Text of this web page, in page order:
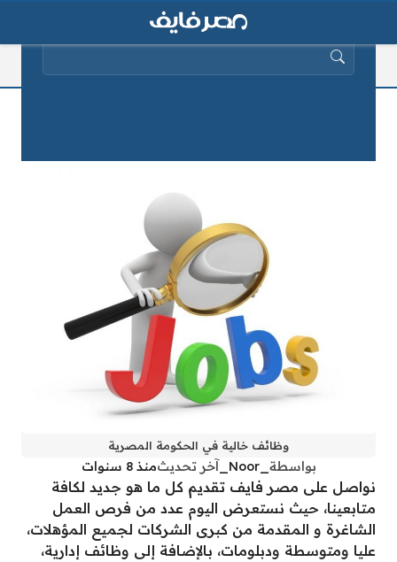
وظائف خالية في الحكومة المصرية
بواسطة _Noor_ آخر تحديثمنذ 8 سنوات
نواصل على مصر فايف تقديم كل ما هو جديد لكافة
متابعينا، حيث نستعرض اليوم عدد من فرص العمل
الشاغرة و المقدمة من كبرى الشركات لجميع المؤهلات،
عليا ومتوسطة ودبلومات، بالإضافة إلى وظائف إدارية،
البحث عن: